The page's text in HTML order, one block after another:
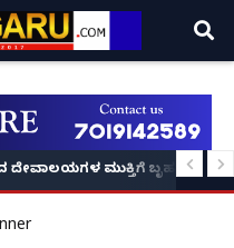
ದೇವಾಲಯಗಳ ಮುಕ್ತಿಗೆ ಬೃಹತ್